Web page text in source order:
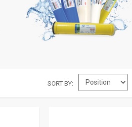
SORT BY